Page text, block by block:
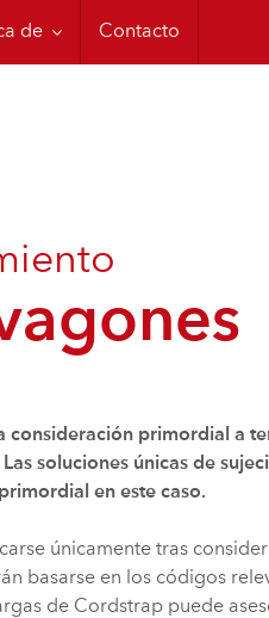
de
CTU Contacto
consideración primordial a
soluciones únicas de
en este caso.
únicamente tras
basarse en los códigos
de Cordstrap puede